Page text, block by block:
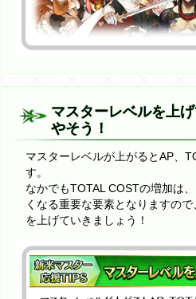
マスターレベルを上
やそう！
マスターレベルが上がるとAP、
す。
なかでもTOTAL COSTの増加は
くなる重要な要素となりますの
を上げていきましょう！